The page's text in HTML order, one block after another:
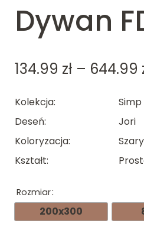
Dywan
134.99 zł – 644.99
Kolekcja
Simp
Deseń
Jori
Koloryzacja
Szary
Kształt
Rozmiar
200x300